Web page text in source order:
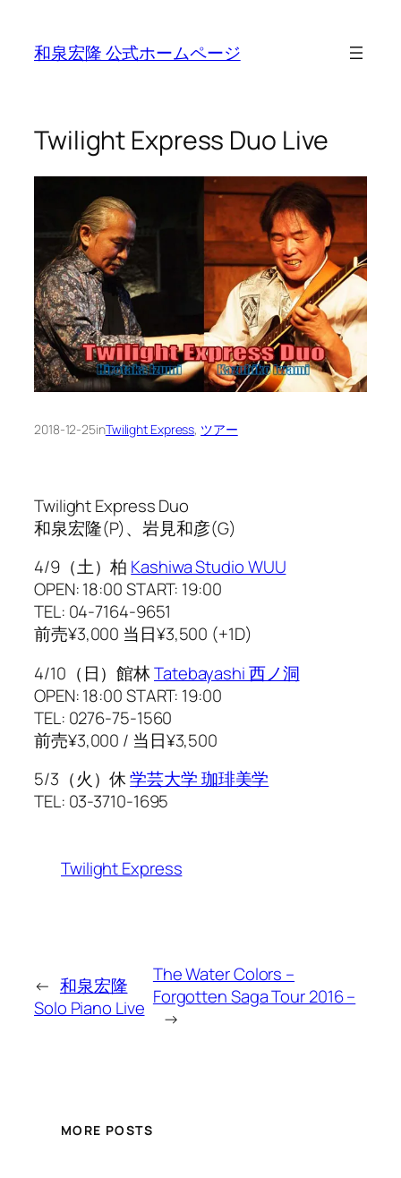
content
和泉宏隆 公式ホームページ
Twilight Express Duo Live
2018-12-25inTwilight Express, ツアー
Twilight Express Duo
和泉宏隆(P)、岩見和彦(G)
4/9（土）柏 Kashiwa Studio WUU
OPEN: 18:00 START: 19:00
TEL: 04-7164-9651
前売¥3,000 当日¥3,500 (+1D)
4/10（日）館林Tatebayashi 西ノ洞
OPEN: 18:00 START: 19:00
TEL: 0276-75-1560
前売¥3,000 / 当日¥3,500
5/3（火）休学芸大学 珈琲美学
TEL: 03-3710-1695
Twilight Express
← 和泉宏隆
Solo Piano Live
The Water Colors –
Forgotten Saga Tour 2016 –
→
MORE POSTS